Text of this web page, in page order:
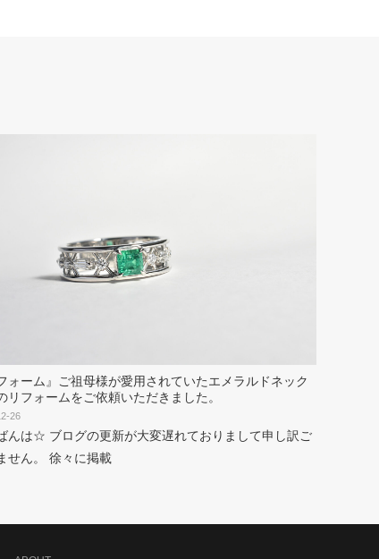
ォーム』ご祖母様が愛用されていたエメラルドネック
リフォームをご依頼いただきました。
26
んは☆ ブログの更新が大変遅れておりまして申し訳ご
せん。 徐々に掲載